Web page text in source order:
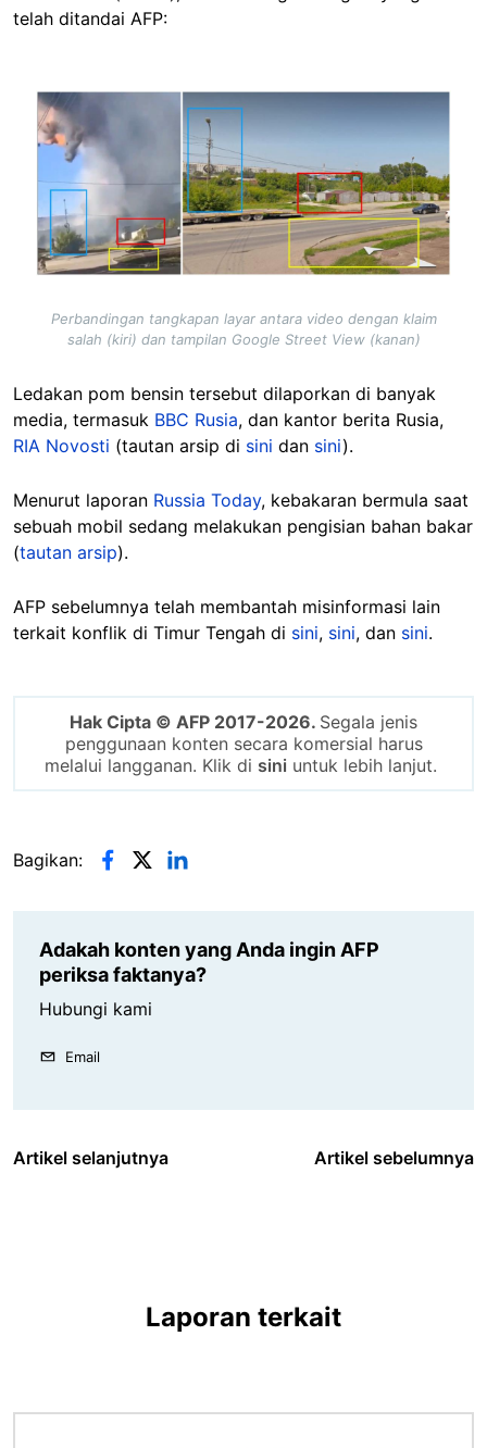
telah ditandai AFP:
Image
Perbandingan tangkapan layar antara video dengan klaim
salah (kiri) dan tampilan Google Street View (kanan)
Ledakan pom bensin tersebut dilaporkan di banyak
media, termasuk BBC Rusia, dan kantor berita Rusia,
RIA Novosti (tautan arsip di sini dan sini).
Menurut laporan Russia Today, kebakaran bermula saat
sebuah mobil sedang melakukan pengisian bahan bakar
(tautan arsip).
AFP sebelumnya telah membantah misinformasi lain
terkait konflik di Timur Tengah di sini, sini, dan sini.
Hak Cipta © AFP 2017-2026. Segala jenis
penggunaan konten secara komersial harus
melalui langganan. Klik di sini untuk lebih lanjut.
Bagikan:
Adakah konten yang Anda ingin AFP
periksa faktanya?
Hubungi kami
Email
Artikel selanjutnya Artikel sebelumnya
Laporan terkait